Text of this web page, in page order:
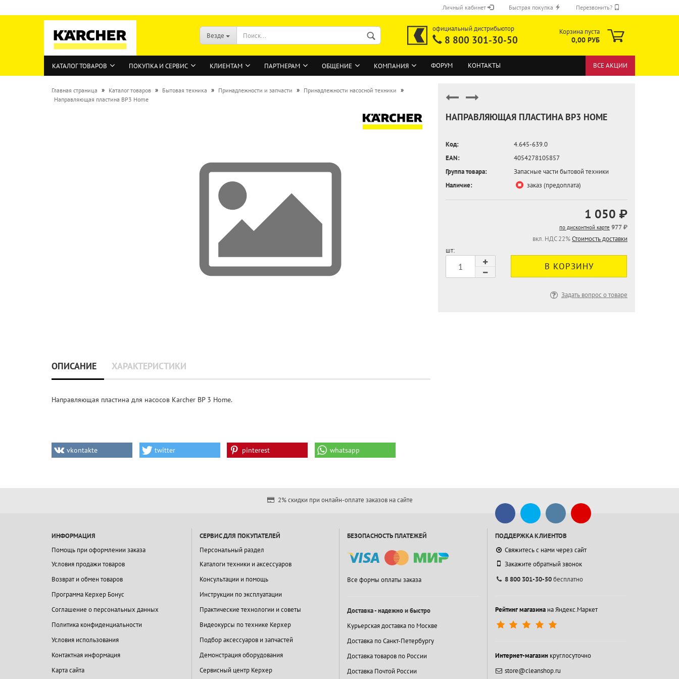
Личный кабинет
ВОЙТИ
Быстрая покупка Перезвонить?
Везде
официальный дистрибьютор
8 800 301-30-50
Корзина пуста
0,00 РУБ
КАТАЛОГ ТОВАРОВ ПОКУПКА И СЕРВИС КЛИЕНТАМ ПАРТНЕРАМ ОБЩЕНИЕ КОМПАНИЯ ФОРУМ КОНТАКТЫ ВСЕ АКЦИИ
Главная страница » Каталог товаров » Бытовая техника » Принадлежности и запчасти » Принадлежности насосной техники »
Направляющая пластина BP3 Home
НАПРАВЛЯЮЩАЯ ПЛАСТИНА BP3 HOME
Код:
4.645-639.0
EAN:
4054278105857
Группа товара:
Запасные части бытовой техники
Наличие:
заказ (предоплата)
1 050 ₽
по дисконтной карте 977 ₽
вкл. НДС 22%Стоимость доставки
шт:
Задать вопрос о товаре
ОПИСАНИЕ ХАРАКТЕРИСТИКИ
Направляющая пластина для насосов Karcher BP 3 Home.
vkontakte twitter pinterest whatsapp
2% скидки при онлайн-оплате заказов на сайте
ИНФОРМАЦИЯ
Помощь при оформлении заказа
Условия продажи товаров
Возврат и обмен товаров
Программа Керхер Бонус
Соглашение о персональных данных
Политика конфиденциальности
Условия использования
Контактная информация
Карта сайта
СЕРВИС ДЛЯ ПОКУПАТЕЛЕЙ
Персональный раздел
Каталоги техники и аксессуаров
Консультации и помощь
Инструкции по эксплуатации
Практические технологии и советы
Видеокурсы по технике Керхер
Подбор аксессуаров и запчастей
Демонстрация оборудования
Сервисный центр Керхер
БЕЗОПАСНОСТЬ ПЛАТЕЖЕЙ
Все формы оплаты заказа
Доставка - надежно и быстро
Курьерская доставка по Москве
Доставка по Санкт-Петербургу
Доставка товаров по России
Доставка Почтой России
ПОДДЕРЖКА КЛИЕНТОВ
Свяжитесь с нами через сайт
Закажите обратный звонок
8 800 301-30-50бесплатно
Рейтинг магазинана Яндекс.Маркет
Интернет-магазинкруглосуточно
store@cleanshop.ru